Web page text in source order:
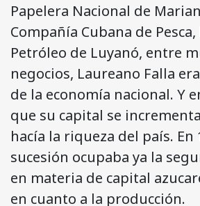
Papelera Nacional de
Compañía Cubana de
Petróleo de Luyanó, entre
negocios, Laureano Falla
de la economía nacional. Y
que su capital se
hacía la riqueza del país. En
sucesión ocupaba ya la
en materia de capital
en cuanto a la producción.